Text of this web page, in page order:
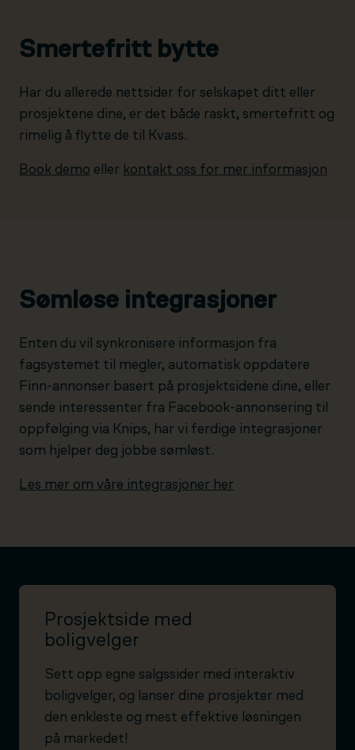
Smertefritt bytte
Har du allerede nettsider for selskapet ditt eller
prosjektene dine, er det både raskt, smertefritt og
rimelig å flytte de til Kvass.
Book demo eller kontakt oss for mer informasjon
Sømløse integrasjoner
Enten du vil synkronisere informasjon fra
fagsystemet til megler, automatisk oppdatere
Finn-annonser basert på prosjektsidene dine, eller
sende interessenter fra Facebook-annonsering til
oppfølging via Knips, har vi ferdige integrasjoner
som hjelper deg jobbe sømløst.
Les mer om våre integrasjoner her
Prosjektside med
boligvelger
Sett opp egne salgssider med interaktiv
boligvelger, og lanser dine prosjekter med
den enkleste og mest effektive løsningen
på markedet!